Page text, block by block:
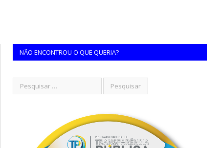
NÃO ENCONTROU O QUE QUERIA?